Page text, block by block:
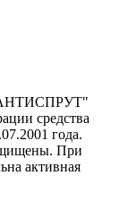
"АНТИСПРУТ"
средства
года.
При
активная